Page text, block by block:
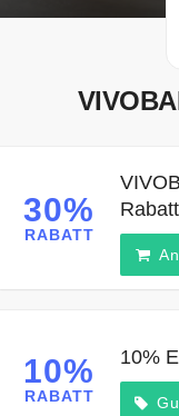
30%
RABATT
Rabatt
10%
RABATT
10%